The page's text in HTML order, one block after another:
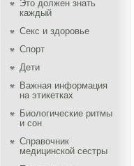
Это должен знать
каждый
Секс и здоровье
Спорт
Дети
Важная информация
на этикетках
Биологические ритмы
и сон
Справочник
медицинской сестры